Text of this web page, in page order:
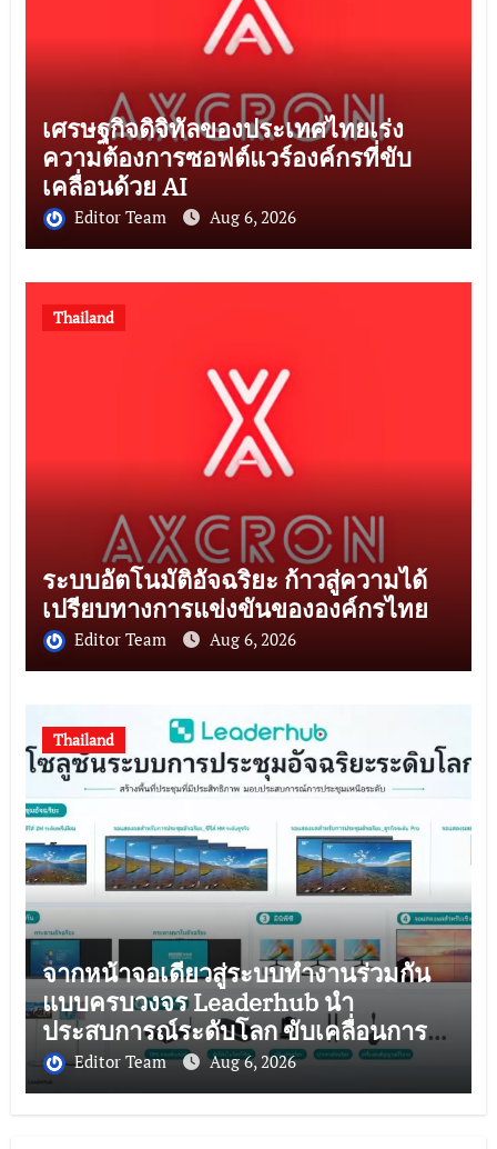
เศรษฐกิจดิจิทัลของประเทศไทยเร่ง
ความต้องการซอฟต์แวร์องค์กรที่ขับ
เคลื่อนด้วย AI
Editor Team Aug 6, 2026
Thailand
ระบบอัตโนมัติอัจฉริยะ ก้าวสู่ความได้
เปรียบทางการแข่งขันขององค์กรไทย
Editor Team Aug 6, 2026
Thailand
จากหน้าจอเดียวสู่ระบบทำงานร่วมกัน
แบบครบวงจร Leaderhub นำ
ประสบการณ์ระดับโลก ขับเคลื่อนการ
ยกระดับสู่ดิจิทัลในไทย
Editor Team Aug 6, 2026